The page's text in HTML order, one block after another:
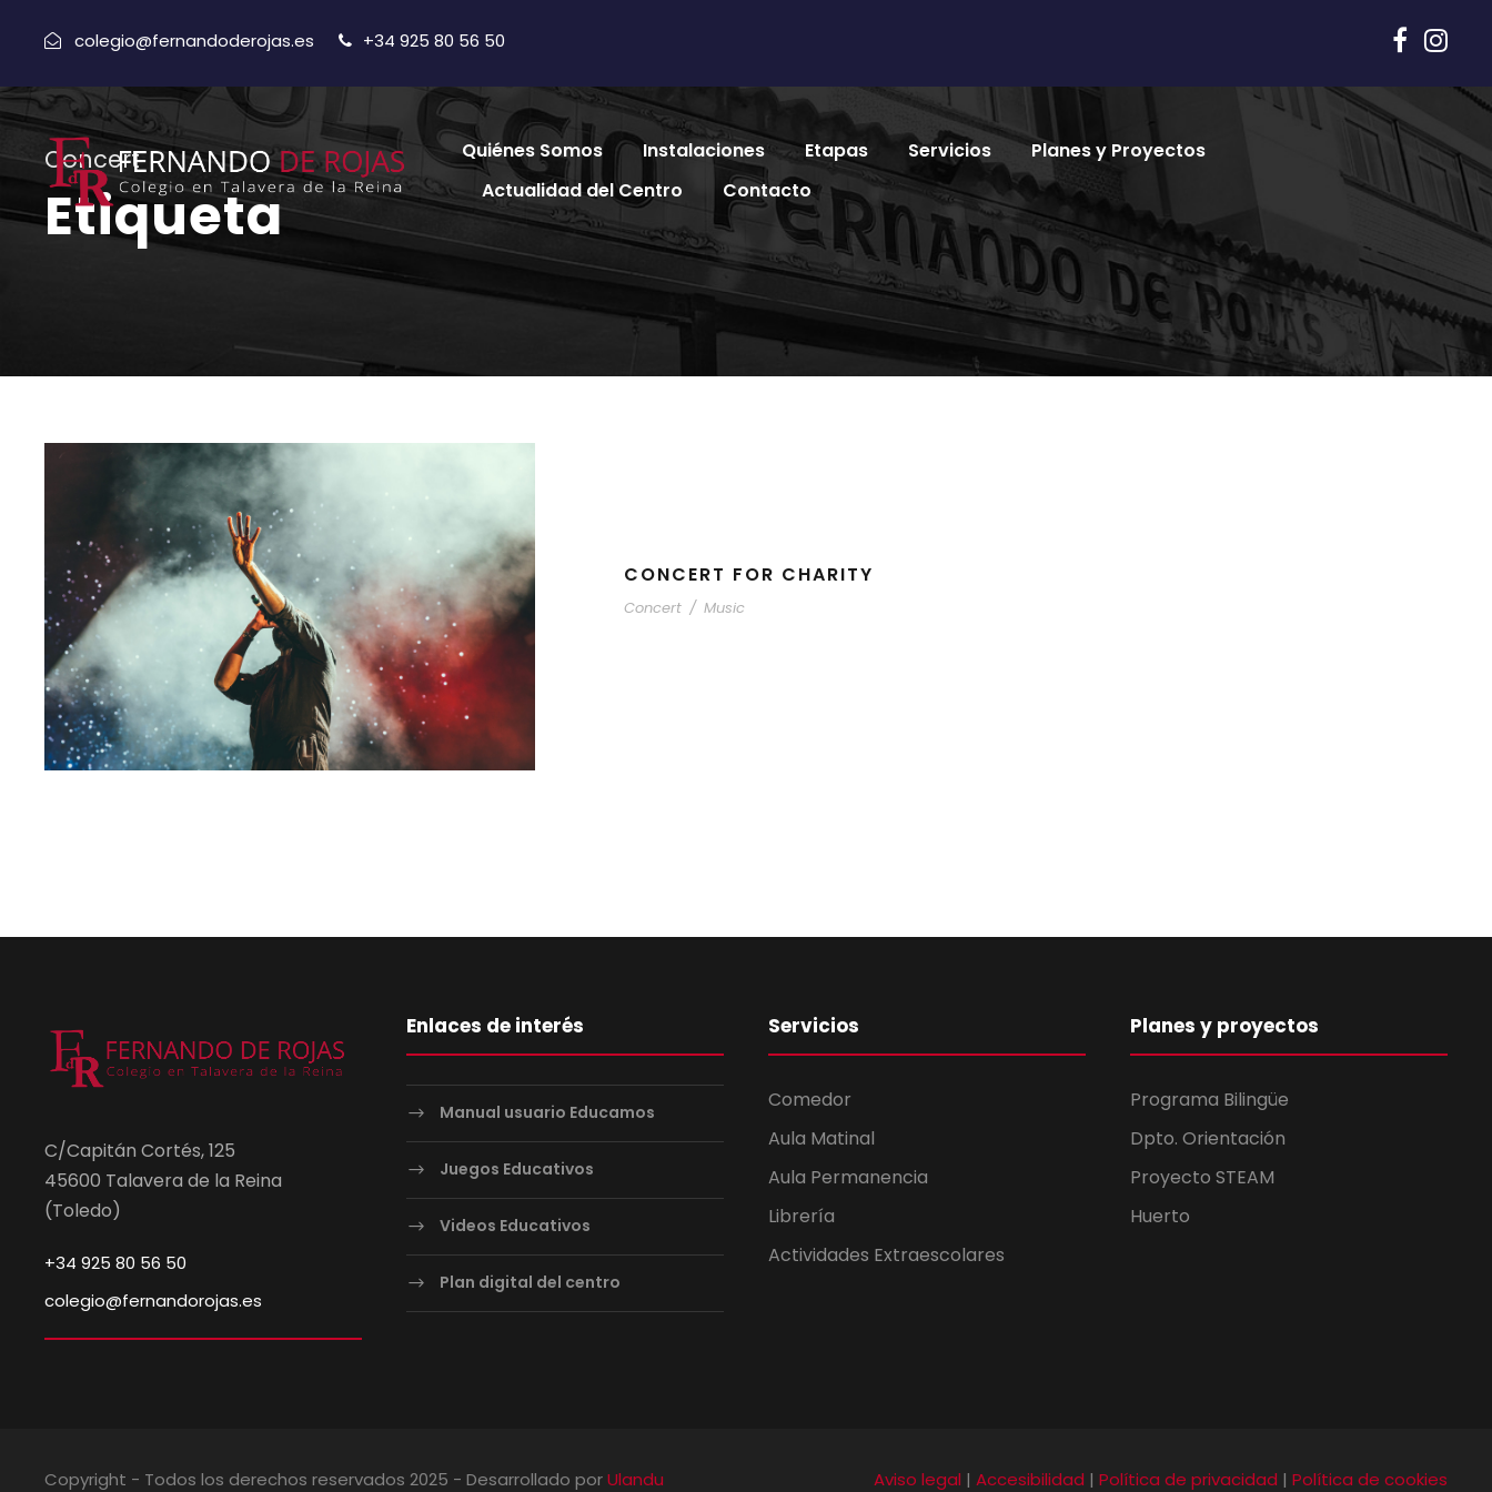
colegio@fernandoderojas.es +34 925 80 56 50
Quiénes Somos Instalaciones Etapas Servicios
Planes y Proyectos
Actualidad del Centro
Contacto
Concert
Etiqueta
CONCERT FOR CHARITY
Concert / Music
C/Capitán Cortés, 125
45600 Talavera de la Reina
(Toledo)
+34 925 80 56 50
colegio@fernandorojas.es
Enlaces de interés
Manual usuario Educamos
Juegos Educativos
Videos Educativos
Plan digital del centro
Servicios
Comedor
Aula Matinal
Aula Permanencia
Librería
Actividades Extraescolares
Planes y proyectos
Programa Bilingüe
Dpto. Orientación
Proyecto STEAM
Huerto
Copyright - Todos los derechos reservados 2025 - Desarrollado porUlandu Aviso legal | Accesibilidad | Política de privacidad | Política de cookies